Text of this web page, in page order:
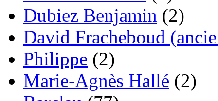
Dubiez Benjamin (2)
David Fracheboud
Philippe (2)
Marie-Agnès Hallé (2)